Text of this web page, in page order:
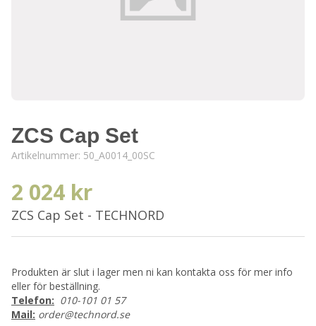
ZCS Cap Set
Artikelnummer: 50_A0014_00SC
2 024 kr
ZCS Cap Set - TECHNORD
Produkten är slut i lager men ni kan kontakta oss för mer info
eller för beställning.
Telefon: 010-101 01 57
Mail: order@technord.se